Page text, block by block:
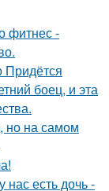
фитнес -
Придётся
боец, и эта
но на самом
нас есть дочь -